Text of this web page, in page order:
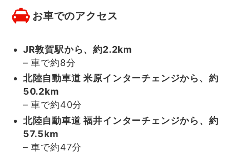
お車でのアクセス
JR敦賀駅から、約2.2km
– 車で約8分
北陸自動車道 米原インターチェンジから、約
50.2km
– 車で約40分
北陸自動車道 福井インターチェンジから、約
57.5km
– 車で約47分